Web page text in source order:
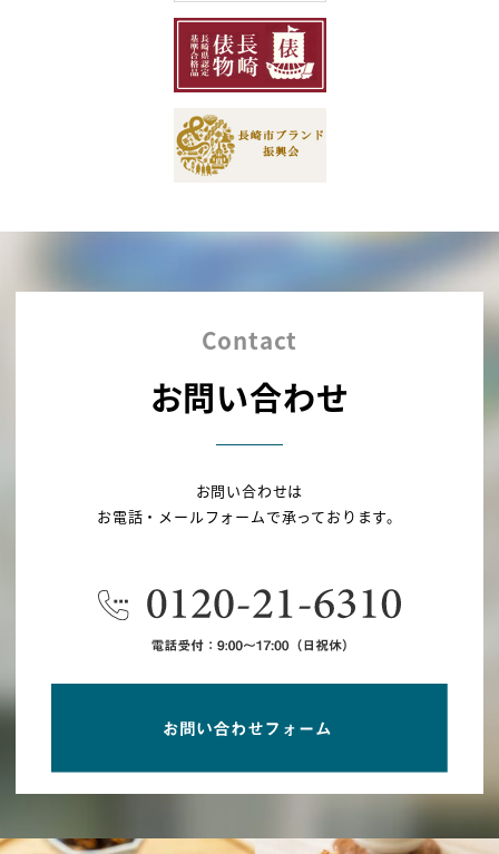
Contact
お問い合わせ
お問い合わせは
お電話・メールフォームで承っております。